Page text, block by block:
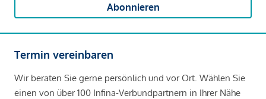
Abonnieren
Termin vereinbaren
Wir beraten Sie gerne persönlich und vor Ort. Wählen Sie
einen von über 100 Infina-Verbundpartnern in Ihrer Nähe